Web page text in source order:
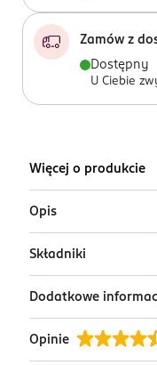
Zamów z
Dostępny
U Ciebie
Więcej o produkcie
Opis
Ultranawilżający żel
bazie 99%
poziom nawodnienia
szorstkość i objawy
koreańską
Składniki
Ingredients: Aloe
Propanediol,
Glycerin, Xanthan
Dodatkowe
PRZYGOTOWANIE I
Opinie